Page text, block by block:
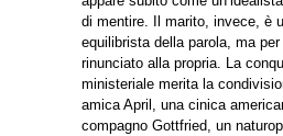
di mentire. Il marito, invece, è
equilibrista della parola, ma
rinunciato alla propria. La
ministeriale merita la
amica April, una cinica
compagno Gottfried, un